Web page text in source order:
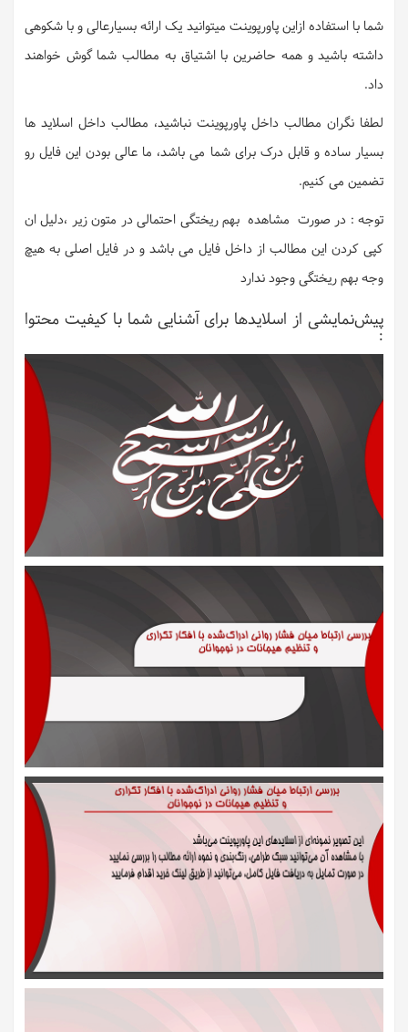
شما با استفاده ازاین پاورپوینت میتوانید یک ارائه بسیارعالی و با شکوهی
داشته باشید و همه حاضرین با اشتیاق به مطالب شما گوش خواهند
داد.
لطفا نگران مطالب داخل پاورپوینت نباشید، مطالب داخل اسلاید ها
بسیار ساده و قابل درک برای شما می باشد، ما عالی بودن این فایل رو
تضمین می کنیم.
توجه : در صورت مشاهده بهم ریختگی احتمالی در متون زیر ،دلیل ان
کپی کردن این مطالب از داخل فایل می باشد و در فایل اصلی به هیچ
وجه بهم ریختگی وجود ندارد
پیش‌نمایشی از اسلایدها برای آشنایی شما با کیفیت محتوا
: